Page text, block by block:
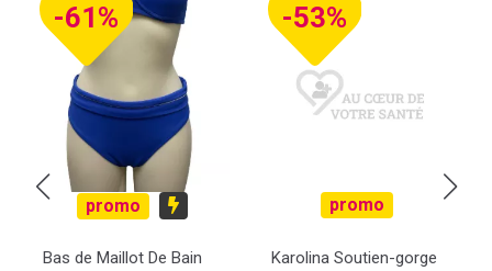
-61%
promo
Bas de Maillot De Bain
-53%
promo
Karolina Soutien-gorge